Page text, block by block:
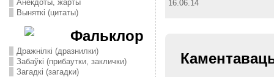
Анекдоты, жарты
Выняткі (цитаты)
Фальклор
Дражнілкі (дразнилки)
Забаўкі (прибаутки, заклички)
Загадкі (загадки)
16.06.14